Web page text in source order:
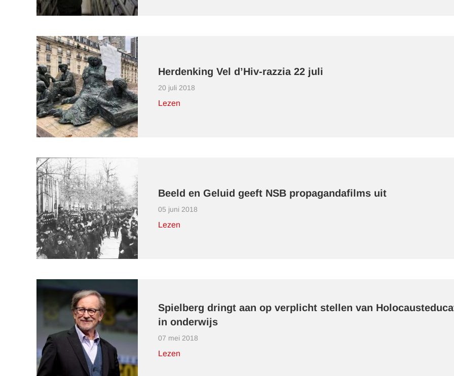
Herdenking Vel d’Hiv-razzia 22 juli
20 juli 2018
Lezen
Beeld en Geluid geeft NSB propagandafilms uit
05 juni 2018
Lezen
Spielberg dringt aan op verplicht stellen van
in onderwijs
07 mei 2018
Lezen